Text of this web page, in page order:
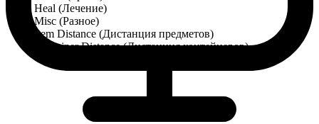
Heal (Лечение)
Misc (Разное)
Item Distance (Дистанция предметов)
Container Distance (Дистанция контейнеров)